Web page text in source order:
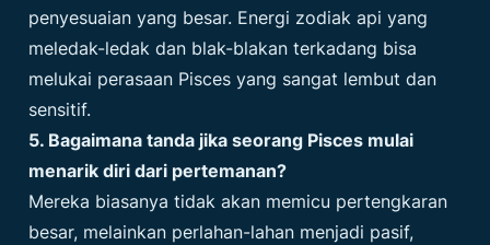
penyesuaian yang besar. Energi zodiak api yang
meledak-ledak dan blak-blakan terkadang bisa
melukai perasaan Pisces yang sangat lembut dan
sensitif.
5. Bagaimana tanda jika seorang Pisces mulai
menarik diri dari pertemanan?
Mereka biasanya tidak akan memicu pertengkaran
besar, melainkan perlahan-lahan menjadi pasif,